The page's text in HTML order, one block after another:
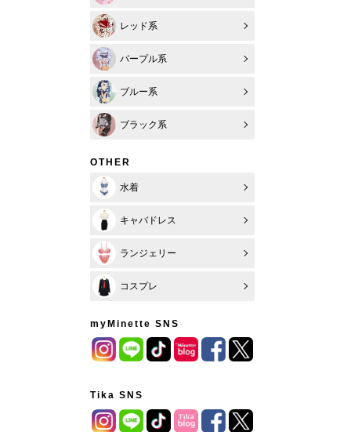
レッド系
パープル系
ブルー系
ブラック系
OTHER
水着
キャバドレス
ランジェリー
コスプレ
myMinette SNS
Tika SNS